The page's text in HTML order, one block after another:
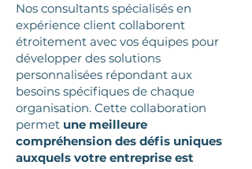
Nos consultants spécialisés en
expérience client collaborent
étroitement avec vos équipes pour
développer des solutions
personnalisées répondant aux
besoins spécifiques de chaque
organisation. Cette collaboration
permet une meilleure
compréhension des défis uniques
auxquels votre entreprise est